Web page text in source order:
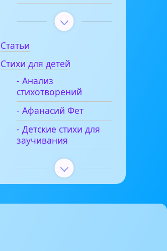
Статьи
Стихи для детей
- Анализ
стихотворений
- Афанасий Фет
- Детские стихи для
заучивания